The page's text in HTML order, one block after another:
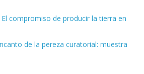
El compromiso de producir la tierra en
de la pereza curatorial: muestra